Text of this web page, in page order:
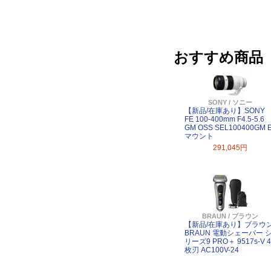
おすすめ商品
SONY / ソニー
【新品/在庫あり】SONY
FE 100-400mm F4.5-5.6
GM OSS SEL100400GM
マウント
291,045円
BRAUN / ブラウン
【新品/在庫あり】ブラウ
BRAUN 電動シェーバー
リーズ9 PRO＋ 9517s-V 4
枚刃 AC100V-24